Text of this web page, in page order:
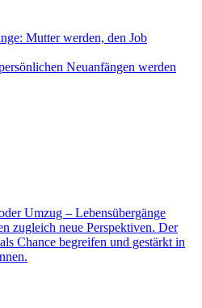
Mutter werden, den Job
Neuanfängen werden
Umzug – Lebensübergänge
zugleich neue Perspektiven. Der
Chance begreifen und gestärkt in